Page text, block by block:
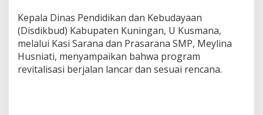
Kepala Dinas Pendidikan dan Kebudayaan
(Disdikbud) Kabupaten Kuningan, U Kusmana,
melalui Kasi Sarana dan Prasarana SMP, Meylina
Husniati, menyampaikan bahwa program
revitalisasi berjalan lancar dan sesuai rencana.